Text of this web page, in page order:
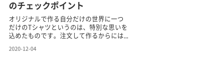
のチェックポイント
オリジナルで作る自分だけの世界に一つ
だけのTシャツというのは、特別な思いを
込めたものです。注文して作るからには...
2020-12-04